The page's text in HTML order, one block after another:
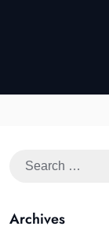
Search
Archives